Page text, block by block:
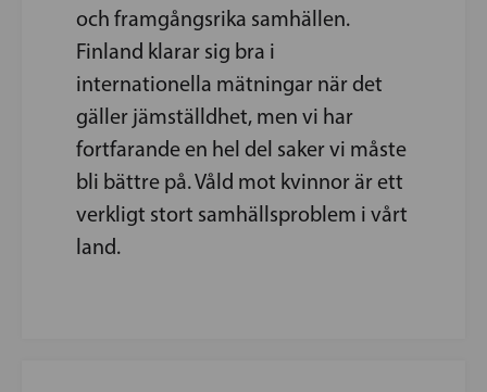
och framgångsrika samhällen.
Finland klarar sig bra i
internationella mätningar när det
gäller jämställdhet, men vi har
fortfarande en hel del saker vi måste
bli bättre på. Våld mot kvinnor är ett
verkligt stort samhällsproblem i vårt
land.